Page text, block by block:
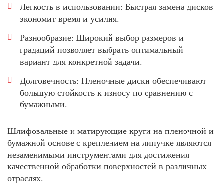
Легкость в использовании: Быстрая замена дисков
экономит время и усилия.
Разнообразие: Широкий выбор размеров и
градаций позволяет выбрать оптимальный
вариант для конкретной задачи.
Долговечность: Пленочные диски обеспечивают
большую стойкость к износу по сравнению с
бумажными.
Шлифовальные и матирующие круги на пленочной и
бумажной основе с креплением на липучке являются
незаменимыми инструментами для достижения
качественной обработки поверхностей в различных
отраслях.